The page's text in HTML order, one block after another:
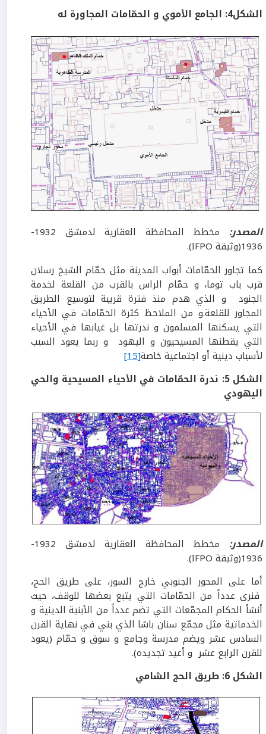
الشكل4
: الجامع الأموي و الحمّامات المجاورة له
المصدر:
مخطط المحافظة العقارية لدمشق 1932-
1936(وثيقة IFPO).
كما تجاور الحمّامات أبواب المدينة مثل حمّام الشيخ رسلان
قرب باب توما، و حمّام الراس بالقرب من القلعة لخدمة
الجنود و الذي هدم منذ فترة قريبة لتوسيع الطريق
المجاور للقلعة.و من الملاحظ كثرة الحمّامات في الأحياء
التي يسكنها المسلمون و ندرتها بل غيابها في الأحياء
التي يقطنها المسيحيون و اليهود و ربما يعود السبب
لأسباب دينية أو اجتماعية خاصة[15]
الشكل5: ندرة الحمّامات في الأحياء المسيحية والحي
اليهودي
المصدر:
مخطط المحافظة العقارية لدمشق 1932-
1936(وثيقة IFPO).
أما على المحور الجنوبي خارج السور، على طريق الحج،
فنرى عدداً من الحمّامات التي يتبع بعضها للوقف، حيث
أنشأ الحكام المجمّعات التي تضم عدداً من الأبنية الدينية و
الخدماتية مثل مجمّع سنان باشا الذي بني في نهاية القرن
السادس عشر ويضم مدرسة وجامع و سوق و حمّام (يعود
للقرن الرابع عشر و أعيد تجديده).
الشكل 6
: طريق الحج الشامي